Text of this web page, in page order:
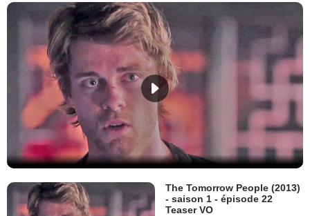
The Tomorrow People (2013)
- saison 1 - épisode 22
Teaser VO